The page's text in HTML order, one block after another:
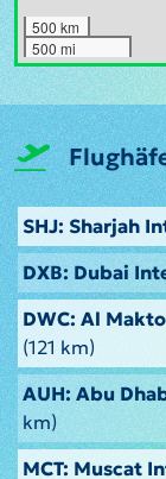
500 km
500 mi
SHJ: Sharjah
DXB: Dubai
DWC: Al
(121 km)
AUH: Abu
km)
MCT: Muscat